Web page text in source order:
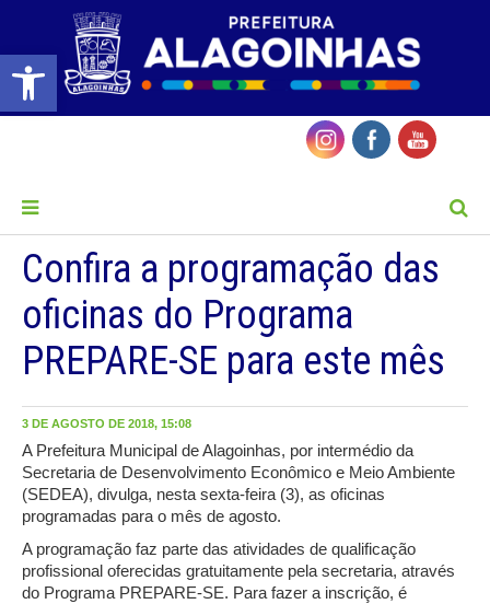
Barra de Ferramentas Aberta
Confira a programação das
oficinas do Programa
PREPARE-SE para este mês
3 DE AGOSTO DE 2018, 15:08
A Prefeitura Municipal de Alagoinhas, por intermédio da
Secretaria de Desenvolvimento Econômico e Meio Ambiente
(SEDEA), divulga, nesta sexta-feira (3), as oficinas
programadas para o mês de agosto.
A programação faz parte das atividades de qualificação
profissional oferecidas gratuitamente pela secretaria, através
do Programa PREPARE-SE. Para fazer a inscrição, é